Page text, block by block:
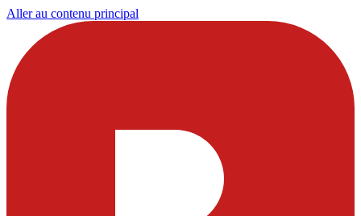
Aller au contenu principal